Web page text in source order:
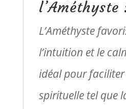
l’Améthyste
L’Améthyste
l’intuition et le
idéal pour
spirituelle tel que